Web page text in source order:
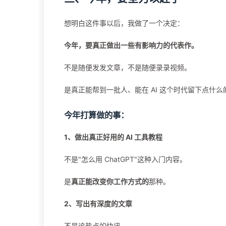
想明白这件事以后，我做了一个决定：
今年，要真正做出一些有影响力的代表作。
不是随便发发文章，不是随便录录视频。
是真正能帮到一批人、能在 AI 这个时代留下点什么
今年打算做的事：
1、做出真正好用的 AI 工具教程
不是"怎么用 ChatGPT"这种入门内容。
是真正能改变你工作方式的那种。
2、写出有深度的文章